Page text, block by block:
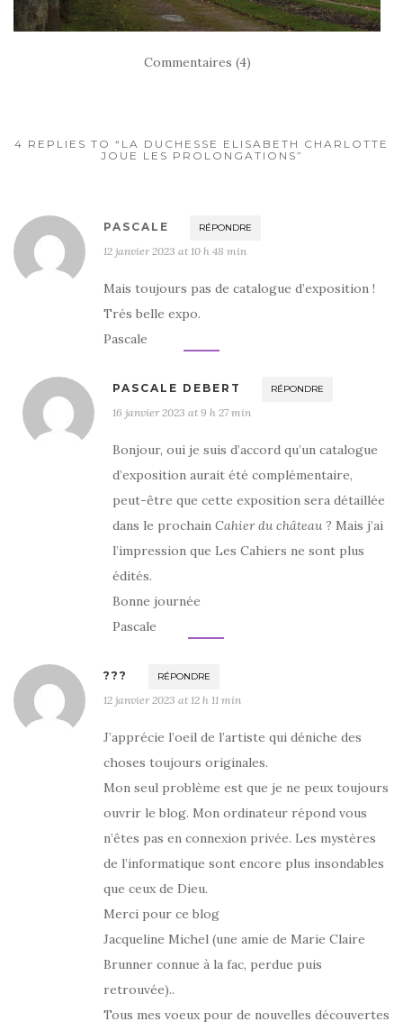
Commentaires (4)
4 REPLIES TO “LA DUCHESSE ELISABETH CHARLOTTE
JOUE LES PROLONGATIONS”
PASCALE RÉPONDRE
12 janvier 2023 at 10 h 48 min
Mais toujours pas de catalogue d’exposition !
Trés belle expo.
Pascale
PASCALE DEBERT RÉPONDRE
16 janvier 2023 at 9 h 27 min
Bonjour, oui je suis d’accord qu’un catalogue
d’exposition aurait été complémentaire,
peut-être que cette exposition sera détaillée
dans le prochain Cahier du château ? Mais j’ai
l’impression que Les Cahiers ne sont plus
édités.
Bonne journée
Pascale
??? RÉPONDRE
12 janvier 2023 at 12 h 11 min
J’apprécie l’oeil de l’artiste qui déniche des
choses toujours originales.
Mon seul problème est que je ne peux toujours
ouvrir le blog. Mon ordinateur répond vous
n’êtes pas en connexion privée. Les mystères
de l’informatique sont encore plus insondables
que ceux de Dieu.
Merci pour ce blog
Jacqueline Michel (une amie de Marie Claire
Brunner connue à la fac, perdue puis
retrouvée)..
Tous mes voeux pour de nouvelles découvertes